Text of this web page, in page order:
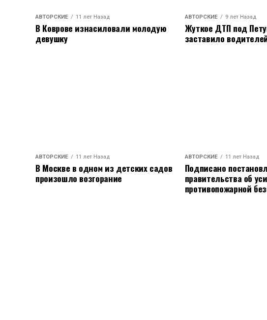
АВТОРСКИЕ 11 лет Назад
В Коврове изнасиловали молодую
девушку
АВТОРСКИЕ 9 лет Назад
Жуткое ДТП под
заставило
АВТОРСКИЕ 11 лет Назад
В Москве в одном из детских садов
произошло возгорание
АВТОРСКИЕ 11 лет Назад
Подписано
правительства об
противопожарной